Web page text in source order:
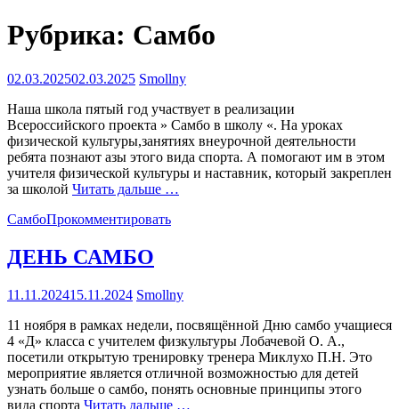
Рубрика: Самбо
02.03.202502.03.2025 Smollny
Наша школа пятый год участвует в реализации
Всероссийского проекта » Самбо в школу «. На уроках
физической культуры,занятиях внеурочной деятельности
ребята познают азы этого вида спорта. А помогают им в этом
учителя физической культуры и наставник, который закреплен
за школой Читать дальше …
СамбоПрокомментировать
ДЕНЬ САМБО
11.11.202415.11.2024 Smollny
11 ноября в рамках недели, посвящённой Дню самбо учащиеся
4 «Д» класса с учителем физкультуры Лобачевой О. А.,
посетили открытую тренировку тренера Миклухо П.Н. Это
мероприятие является отличной возможностью для детей
узнать больше о самбо, понять основные принципы этого
вида спорта Читать дальше …